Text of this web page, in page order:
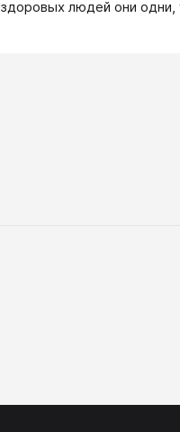
здоровых людей они одни,